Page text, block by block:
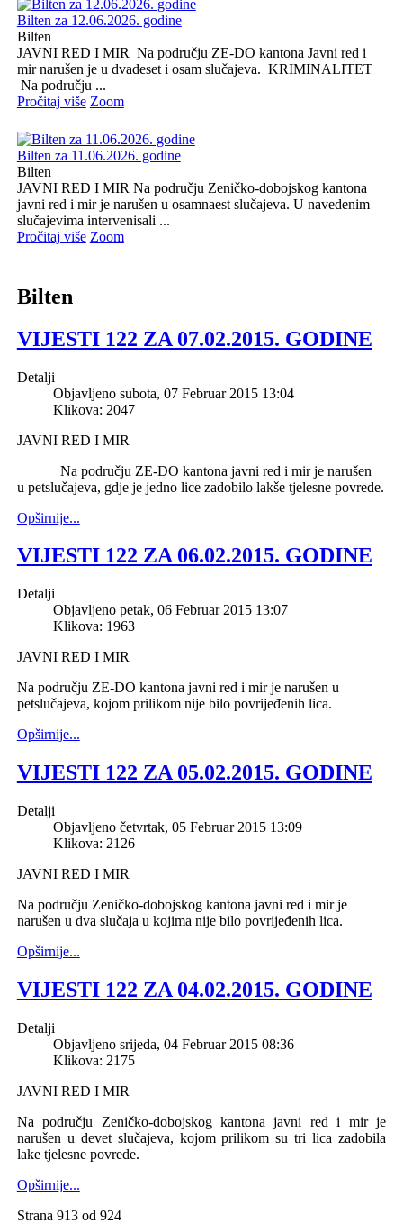
Bilten za 12.06.2026. godine
Bilten
JAVNI RED I MIR Na području ZE-DO kantona Javni red i
mir narušen je u dvadeset i osam slučajeva. KRIMINALITET
Na području ...
Pročitaj više Zoom
Bilten za 11.06.2026. godine
Bilten
JAVNI RED I MIR Na području Zeničko-dobojskog kantona
javni red i mir je narušen u osamnaest slučajeva. U navedenim
slučajevima intervenisali ...
Pročitaj više Zoom
Bilten
VIJESTI 122 ZA 07.02.2015. GODINE
Detalji
Objavljeno subota, 07 Februar 2015 13:04
Klikova: 2047
JAVNI RED I MIR
Na području ZE-DO kantona javni red i mir je narušen
u petslučajeva, gdje je jedno lice zadobilo lakše tjelesne povrede.
Opširnije...
VIJESTI 122 ZA 06.02.2015. GODINE
Detalji
Objavljeno petak, 06 Februar 2015 13:07
Klikova: 1963
JAVNI RED I MIR
Na području ZE-DO kantona javni red i mir je narušen u
petslučajeva, kojom prilikom nije bilo povrijeđenih lica.
Opširnije...
VIJESTI 122 ZA 05.02.2015. GODINE
Detalji
Objavljeno četvrtak, 05 Februar 2015 13:09
Klikova: 2126
JAVNI RED I MIR
Na području Zeničko-dobojskog kantona javni red i mir je
narušen u dva slučaja u kojima nije bilo povrijeđenih lica.
Opširnije...
VIJESTI 122 ZA 04.02.2015. GODINE
Detalji
Objavljeno srijeda, 04 Februar 2015 08:36
Klikova: 2175
JAVNI RED I MIR
Na području Zeničko-dobojskog kantona javni red i mir je
narušen u devet slučajeva, kojom prilikom su tri lica zadobila
lake tjelesne povrede.
Opširnije...
Strana 913 od 924